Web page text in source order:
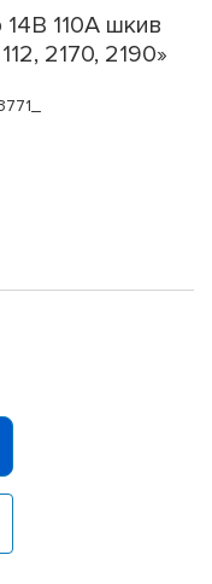
110А шкив
2170, 2190»